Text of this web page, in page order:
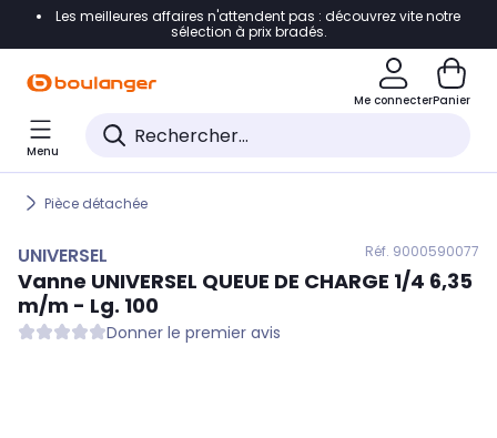
Accéder directement à la navigation
Accéder directement au pied de page
Accéder directement au chatbot
Les meilleures affaires n'attendent pas : découvrez vite notre
sélection à prix bradés.
Me connecterPanier
Menu
Pièce détachée
UNIVERSEL Réf. 9000590077
Vanne UNIVERSEL QUEUE DE CHARGE 1/4 6,35
m/m - Lg. 100
Donner le premier avis